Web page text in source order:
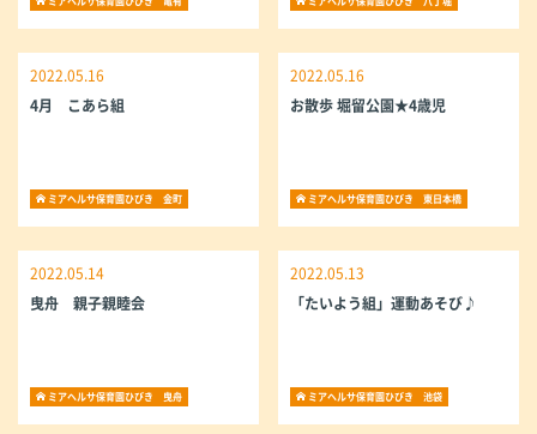
2022.05.16
4月 こあら組
ミアヘルサ保育園ひびき 金町
2022.05.16
お散歩 堀留公園★4歳児
ミアヘルサ保育園ひびき 東日本橋
2022.05.14
曳舟 親子親睦会
ミアヘルサ保育園ひびき 曳舟
2022.05.13
「たいよう組」運動あそび♪
ミアヘルサ保育園ひびき 池袋